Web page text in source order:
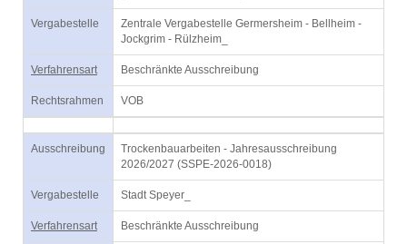
Vergabestelle
Zentrale Vergabestelle Germersheim - Bellheim -
Jockgrim - Rülzheim_
Verfahrensart Beschränkte Ausschreibung
Rechtsrahmen VOB
Ausschreibung
Trockenbauarbeiten - Jahresausschreibung
2026/2027 (SSPE-2026-0018)
Vergabestelle Stadt Speyer_
Verfahrensart Beschränkte Ausschreibung